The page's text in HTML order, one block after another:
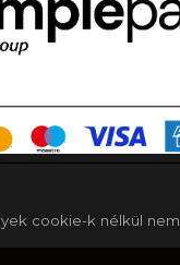
cookie-k nélkül nem